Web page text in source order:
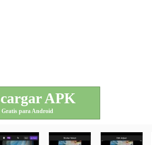
APK
Gratis para Android